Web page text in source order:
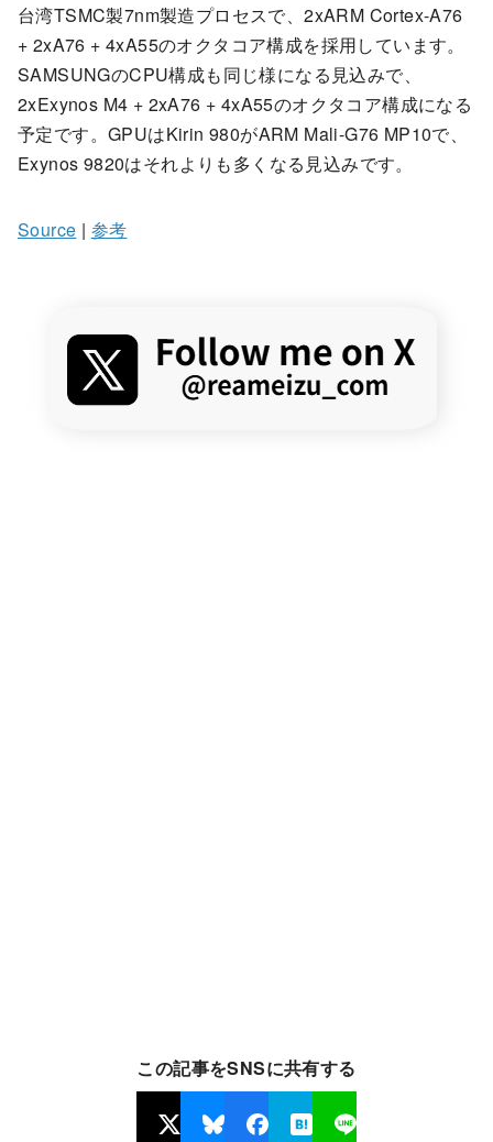
台湾TSMC製7nm製造プロセスで、2xARM Cortex-A76
+ 2xA76 + 4xA55のオクタコア構成を採用しています。
SAMSUNGのCPU構成も同じ様になる見込みで、
2xExynos M4 + 2xA76 + 4xA55のオクタコア構成になる
予定です。GPUはKirin 980がARM Mali-G76 MP10で、
Exynos 9820はそれよりも多くなる見込みです。
Source | 参考
この記事をSNSに共有する